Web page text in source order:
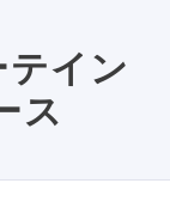
イン
ス